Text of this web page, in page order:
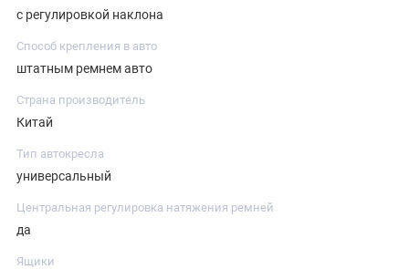
с регулировкой наклона
Способ крепления в авто
штатным ремнем авто
Страна производитель
Китай
Тип автокресла
универсальный
Центральная регулировка натяжения ремней
да
Ящики